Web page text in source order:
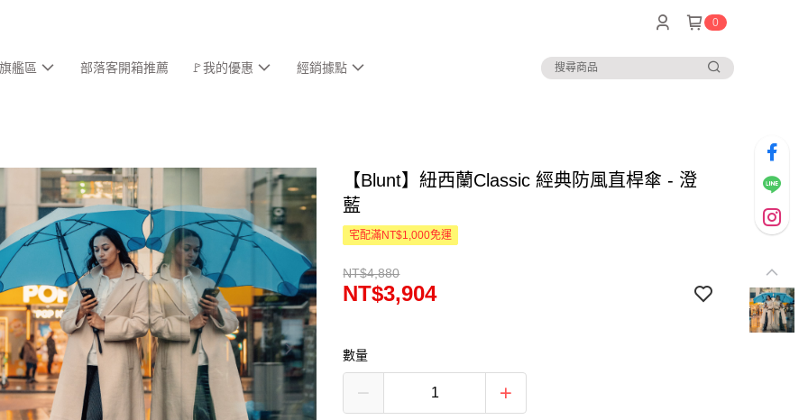
0
艦區 部落客開箱推薦 🚩我的優惠 經銷據點
【Blunt】紐西蘭Classic 經典防風直桿傘 - 澄
藍
宅配滿NT$1,000免運
NT$4,880
NT$3,904
數量